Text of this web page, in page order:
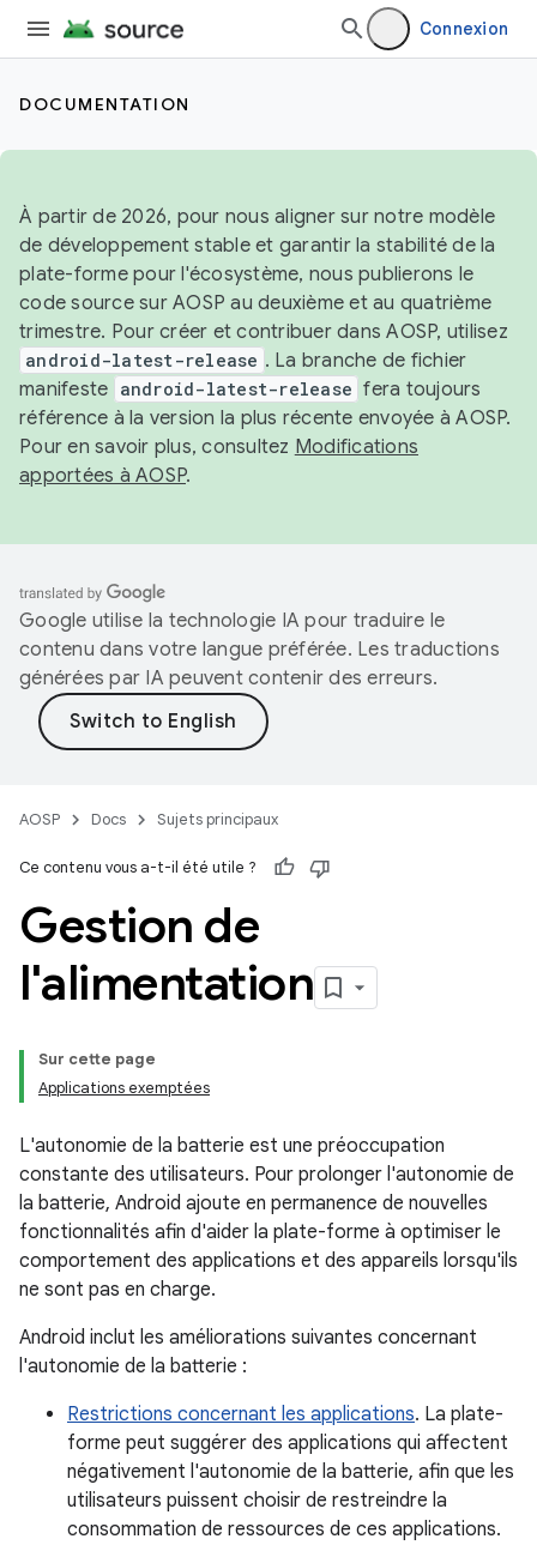
Connexion
DOCUMENTATION
À partir de 2026, pour nous aligner sur notre modèle
de développement stable et garantir la stabilité de la
plate-forme pour l'écosystème, nous publierons le
code source sur AOSP au deuxième et au quatrième
trimestre. Pour créer et contribuer dans AOSP, utilisez
android-latest-release . La branche de fichier
manifeste android-latest-release fera toujours
référence à la version la plus récente envoyée à AOSP.
Pour en savoir plus, consultez Modifications
apportées à AOSP.
Google utilise la technologie IA pour traduire le
contenu dans votre langue préférée. Les traductions
générées par IA peuvent contenir des erreurs.
AOSP Docs Sujets principaux
Ce contenu vous a-t-il été utile ?
Gestion de
l'alimentation
Sur cette page
Applications exemptées
L'autonomie de la batterie est une préoccupation
constante des utilisateurs. Pour prolonger l'autonomie de
la batterie, Android ajoute en permanence de nouvelles
fonctionnalités afin d'aider la plate-forme à optimiser le
comportement des applications et des appareils lorsqu'ils
ne sont pas en charge.
Android inclut les améliorations suivantes concernant
l'autonomie de la batterie :
Restrictions concernant les applications. La plate-
forme peut suggérer des applications qui affectent
négativement l'autonomie de la batterie, afin que les
utilisateurs puissent choisir de restreindre la
consommation de ressources de ces applications.